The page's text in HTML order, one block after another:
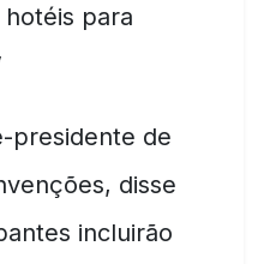
para
presidente de
disse
incluirão